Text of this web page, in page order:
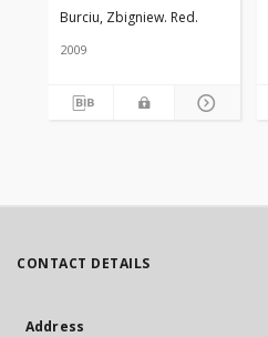
Burciu, Zbigniew. Red.
2009
CONTACT DETAILS
Address